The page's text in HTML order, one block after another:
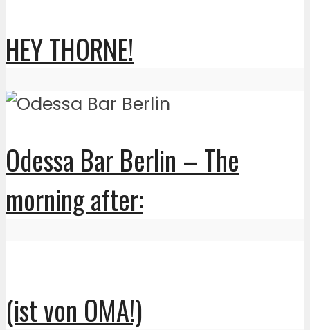
HEY THORNE!
Odessa Bar Berlin – The
morning after:
(ist von OMA!)